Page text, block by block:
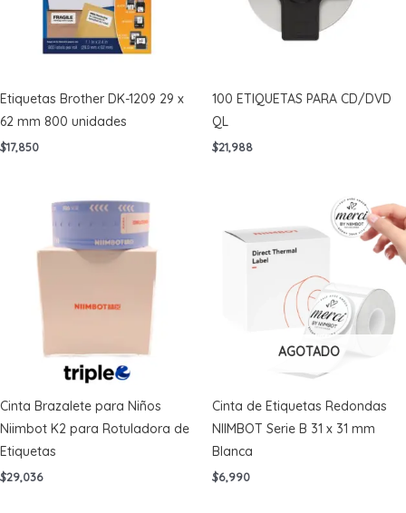
Etiquetas Brother DK-1209 29 x
62 mm 800 unidades
$17,850
100 ETIQUETAS PARA CD/DVD
QL
$21,988
Cinta Brazalete para Niños
Niimbot K2 para Rotuladora de
Etiquetas
$29,036
AGOTADO
Cinta de Etiquetas Redondas
NIIMBOT Serie B 31 x 31 mm
Blanca
$6,990